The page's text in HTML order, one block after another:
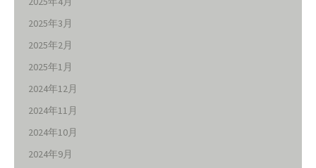
2025年3月
2025年2月
2025年1月
2024年12月
2024年11月
2024年10月
2024年9月